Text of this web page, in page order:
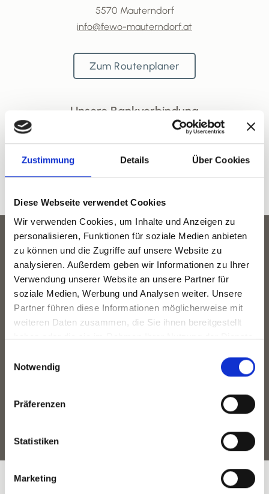
Zustimmung Details Über Cookies
Diese Webseite verwendet Cookies
Wir verwenden Cookies, um Inhalte und Anzeigen zu
personalisieren, Funktionen für soziale Medien anbieten
zu können und die Zugriffe auf unsere Website zu
analysieren. Außerdem geben wir Informationen zu Ihrer
Verwendung unserer Website an unsere Partner für
soziale Medien, Werbung und Analysen weiter. Unsere
Partner führen diese Informationen möglicherweise mit
weiteren Daten zusammen, die Sie ihnen bereitgestellt
haben oder die sie im Rahmen Ihrer Nutzung der Dienste
Notwendig
Präferenzen
Statistiken
Marketing
5570 Mauterndorf
info@fewo-mauterndorf.at
Zum Routenplaner
Unsere Bankverbindung
IBAN:
AT482040400042658823
Informationen zur Online-Streitbeilegung
gemäß Art. 14 Abs. 1 ODR-VO
DieEU-Kommission bietet die Möglichkeit zur
Online-Streitbeilegung auf einer von ihr betriebenen
Plattform (sog. „OS-Plattform“). DieOS-Plattform
kann als Anlaufstelle zur außergerichtlichen
Beilegung von Streitigkeiten aus Online-
Diese Plattform ist über den externen Link